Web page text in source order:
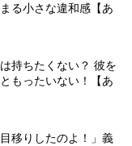
る小さな違和感【あ
持ちたくない？ 彼を
もったいない！【あ
移りしたのよ！」義